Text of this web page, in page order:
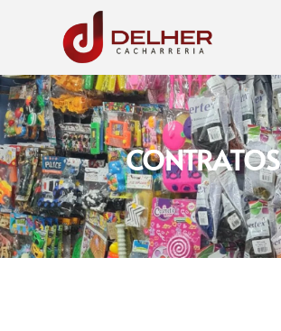
CONTRATOS